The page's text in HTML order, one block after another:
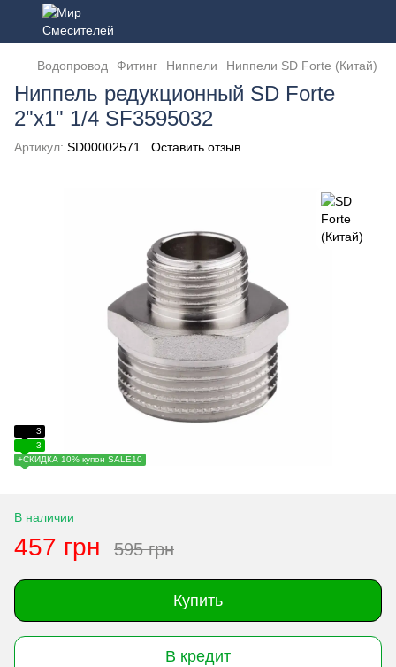
Водопровод Фитинг Ниппели Ниппели SD Forte (Китай)
Ниппель редукционный SD Forte
2"х1" 1/4 SF3595032
Артикул: SD00002571 Оставить отзыв
3
3
+СКИДКА 10% купон SALE10
В наличии
457 грн 595 грн
Купить
В кредит